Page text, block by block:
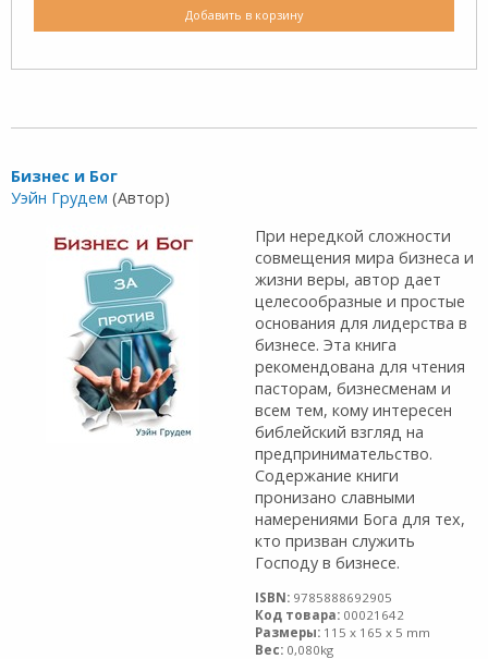
Добавить в корзину
Бизнес и Бог
Уэйн Грудем (Автор)
При нередкой сложности
совмещения мира бизнеса и
жизни веры, автор дает
целесообразные и простые
основания для лидерства в
бизнесе. Эта книга
рекомендована для чтения
пасторам, бизнесменам и
всем тем, кому интересен
библейский взгляд на
предпринимательство.
Содержание книги
пронизано славными
намерениями Бога для тех,
кто призван служить
Господу в бизнесе.
ISBN: 9785888692905
Код товара: 00021642
Размеры: 115 x 165 x 5 mm
Вес: 0,080kg